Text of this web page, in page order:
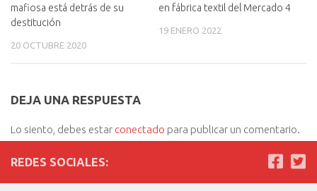
mafiosa está detrás de su
destitución
20 OCTUBRE 2020
en fábrica textil del Mercado 4
19 ENERO 2022
DEJA UNA RESPUESTA
Lo siento, debes estar conectado para publicar un comentario.
REDES SOCIALES: